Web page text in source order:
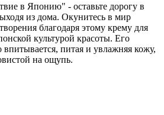
в Японию" - оставьте дорогу в
из дома. Окунитесь в мир
благодаря этому крему для
культурой красоты. Его
впитывается, питая и увлажняя кожу,
на ощупь.